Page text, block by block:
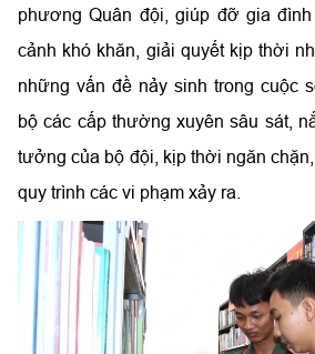
phương Quân đội, giúp đỡ gia
cảnh khó khăn, giải quyết kịp thời
những vấn đề nảy sinh trong cuộc
bộ các cấp thường xuyên sâu sát,
tưởng của bộ đội, kịp thời ngăn
quy trình các vi phạm xảy ra.